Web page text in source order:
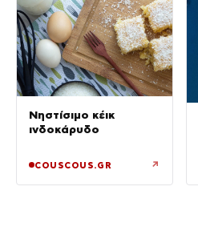
Νηστίσιμο κέικ
ινδοκάρυδο
COUSCOUS.GR ↗